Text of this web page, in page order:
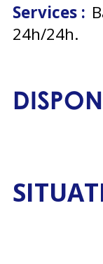
Services :
24h/24h